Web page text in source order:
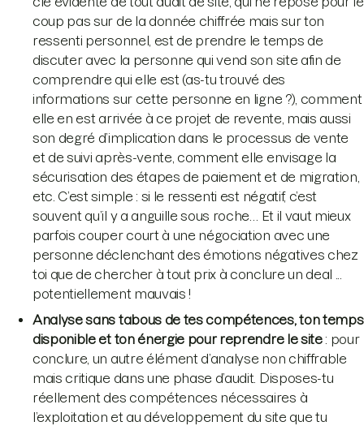
coup pas sur de la donnée chiffrée mais sur ton
ressenti personnel, est de prendre le temps de
discuter avec la personne qui vend son site afin de
comprendre qui elle est (as-tu trouvé des
informations sur cette personne en ligne ?), comment
elle en est arrivée à ce projet de revente, mais aussi
son degré d’implication dans le processus de vente
et de suivi après-vente, comment elle envisage la
sécurisation des étapes de paiement et de migration,
etc. C’est simple : si le ressenti est négatif, c’est
souvent qu’il y a anguille sous roche… Et il vaut mieux
parfois couper court à une négociation avec une
personne déclenchant des émotions négatives chez
toi que de chercher à tout prix à conclure un deal ...
potentiellement mauvais !
Analyse sans tabous de tes compétences, ton temps
disponible et ton énergie pour reprendre le site: pour
conclure, un autre élément d’analyse non chiffrable
mais critique dans une phase d’audit. Disposes-tu
réellement des compétences nécessaires à
l’exploitation et au développement du site que tu